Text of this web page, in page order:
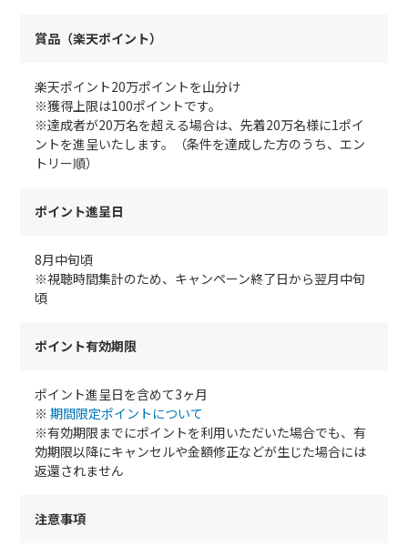
賞品（楽天ポイント）
楽天ポイント20万ポイントを山分け
※獲得上限は100ポイントです。
※達成者が20万名を超える場合は、先着20万名様に1ポイ
ントを進呈いたします。（条件を達成した方のうち、エン
トリー順）
ポイント進呈日
8月中旬頃
※視聴時間集計のため、キャンペーン終了日から翌月中旬
頃
ポイント有効期限
ポイント進呈日を含めて3ヶ月
※期間限定ポイントについて
※有効期限までにポイントを利用いただいた場合でも、有
効期限以降にキャンセルや金額修正などが生じた場合には
返還されません
注意事項